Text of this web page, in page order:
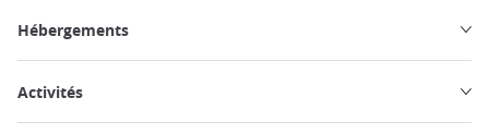
Hébergements
Activités